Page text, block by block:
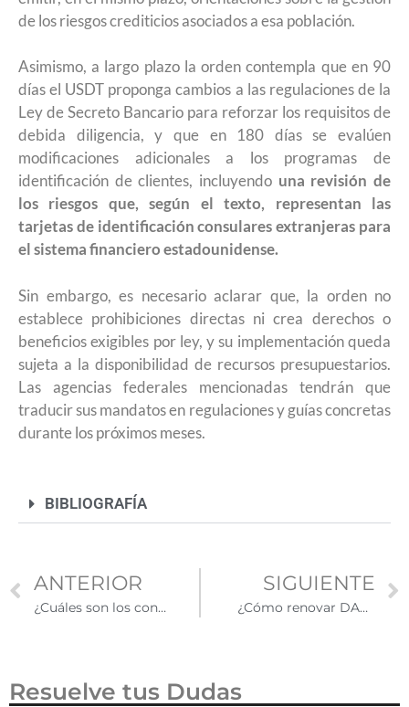
de los riesgos crediticios asociados a esa población.
Asimismo, a largo plazo la orden contempla que en 90
días el USDT proponga cambios a las regulaciones de la
Ley de Secreto Bancario para reforzar los requisitos de
debida diligencia, y que en 180 días se evalúen
modificaciones adicionales a los programas de
identificación de clientes, incluyendo una revisión de
los riesgos que, según el texto, representan las
tarjetas de identificación consulares extranjeras para
el sistema financiero estadounidense.
Sin embargo, es necesario aclarar que, la orden no
establece prohibiciones directas ni crea derechos o
beneficios exigibles por ley, y su implementación queda
sujeta a la disponibilidad de recursos presupuestarios.
Las agencias federales mencionadas tendrán que
traducir sus mandatos en regulaciones y guías concretas
durante los próximos meses.
BIBLIOGRAFÍA
ANTERIOR
¿Cuáles son los consulados en México con menor tiempo de espera para obtener una visa por primera vez?
SIGUIENTE
¿Cómo renovar DACA y qué hacer si olvidaste hacerlo?
Resuelve tus Dudas